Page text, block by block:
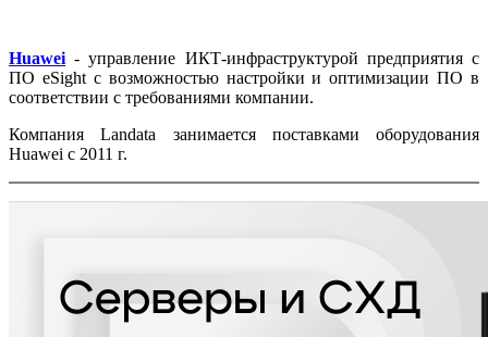
Huawei - управление ИКТ-инфраструктурой предприятия с
ПО eSight с возможностью настройки и оптимизации ПО в
соответствии с требованиями компании.
Компания Landata занимается поставками оборудования
Huawei c 2011 г.